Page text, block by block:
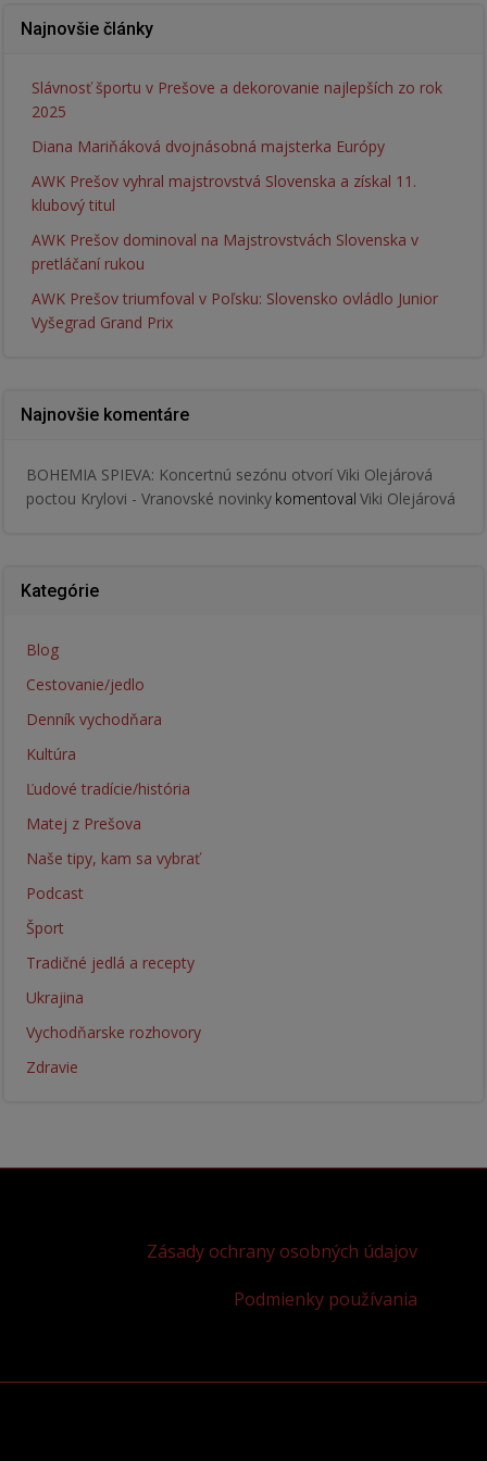
Najnovšie články
Slávnosť športu v Prešove a dekorovanie najlepších zo rok
2025
Diana Mariňáková dvojnásobná majsterka Európy
AWK Prešov vyhral majstrovstvá Slovenska a získal 11.
klubový titul
AWK Prešov dominoval na Majstrovstvách Slovenska v
pretláčaní rukou
AWK Prešov triumfoval v Poľsku: Slovensko ovládlo Junior
Vyšegrad Grand Prix
Najnovšie komentáre
BOHEMIA SPIEVA: Koncertnú sezónu otvorí Viki Olejárová
poctou Krylovi - Vranovské novinky komentoval Viki Olejárová
Kategórie
Blog
Cestovanie/jedlo
Denník vychodňara
Kultúra
Ľudové tradície/história
Matej z Prešova
Naše tipy, kam sa vybrať
Podcast
Šport
Tradičné jedlá a recepty
Ukrajina
Vychodňarske rozhovory
Zdravie
Zásady ochrany osobných údajov
Podmienky používania